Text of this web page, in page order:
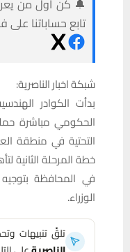
🔔 كن أول من
تابع حساباتنا
شبكة اخبار الناصرية:
بدأت الكوادر
الحكومي مباشرة
التحتية في منطقة
خطة المرحلة الثانية
في المحافظة
الوزراء.
تلقَّ تنبيهات